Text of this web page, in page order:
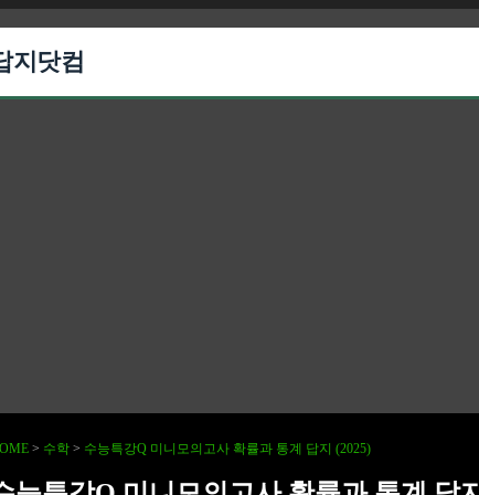
지닷컴
> 수학 > 수능특강Q 미니모의고사 확률과 통계 답지 (2025)